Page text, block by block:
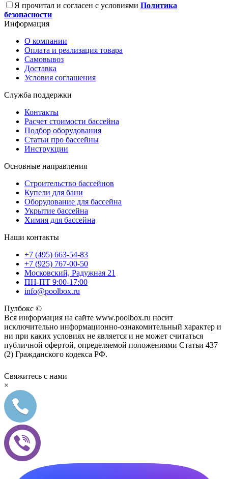
Я прочитал и согласен с условиями Политика
безопасности
Информация
О компании
Оплата и реализация товара
Самовывоз
Доставка
Условия соглашения
Служба поддержки
Контакты
Расчет стоимости бассейна
Подбор оборудования
Статьи про бассейны
Инструкции
Основные направления
Строительство бассейнов
Купели для бани
Оборудование для бассейна
Укрытие бассейна
Химия для бассейна
Наши контакты
+7 (495) 663-54-83
+7 (925) 767-00-50
Московский, Радужная 21
ПН-ПТ 9:00-17:00
info@poolbox.ru
Пулбокс ©
Вся информация на сайте www.poolbox.ru носит
исключительно информационно-ознакомительный характер и
ни при каких условиях не является и не может считаться
публичной офертой, определяемой положениями Статьи 437
(2) Гражданского кодекса РФ.
Свяжитесь с нами
×